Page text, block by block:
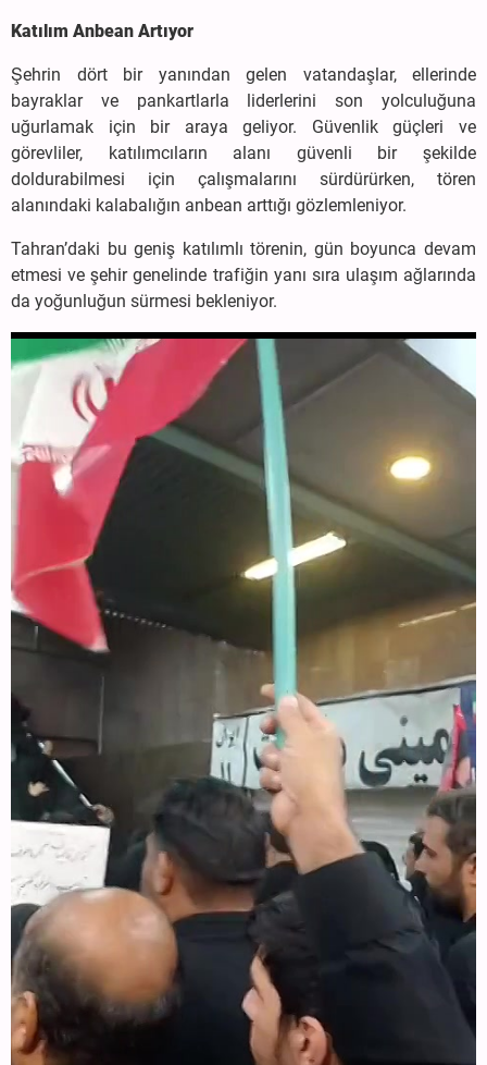
Katılım Anbean Artıyor
Şehrin dört bir yanından gelen vatandaşlar, ellerinde
bayraklar ve pankartlarla liderlerini son yolculuğuna
uğurlamak için bir araya geliyor. Güvenlik güçleri ve
görevliler, katılımcıların alanı güvenli bir şekilde
doldurabilmesi için çalışmalarını sürdürürken, tören
alanındaki kalabalığın anbean arttığı gözlemleniyor.
Tahran’daki bu geniş katılımlı törenin, gün boyunca devam
etmesi ve şehir genelinde trafiğin yanı sıra ulaşım ağlarında
da yoğunluğun sürmesi bekleniyor.